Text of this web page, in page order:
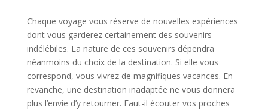
Chaque voyage vous réserve de nouvelles expériences
dont vous garderez certainement des souvenirs
indélébiles. La nature de ces souvenirs dépendra
néanmoins du choix de la destination. Si elle vous
correspond, vous vivrez de magnifiques vacances. En
revanche, une destination inadaptée ne vous donnera
plus l’envie d’y retourner. Faut-il écouter vos proches